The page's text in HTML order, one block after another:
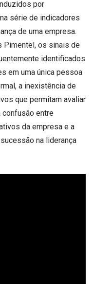
por
série de indicadores
de uma empresa.
Pimentel, os sinais de
identificados
em uma única pessoa
a inexistência de
que permitam avaliar
confusão entre
da empresa e a
na liderança